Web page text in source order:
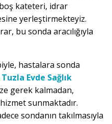
kateteri, idrar
yerleştirmekteyiz.
bu sonda aracılığıyla
hastalara sonda
Tuzla Evde Sağlık
gerek kalmadan,
sunmaktadır.
sondanın takılmasıyla